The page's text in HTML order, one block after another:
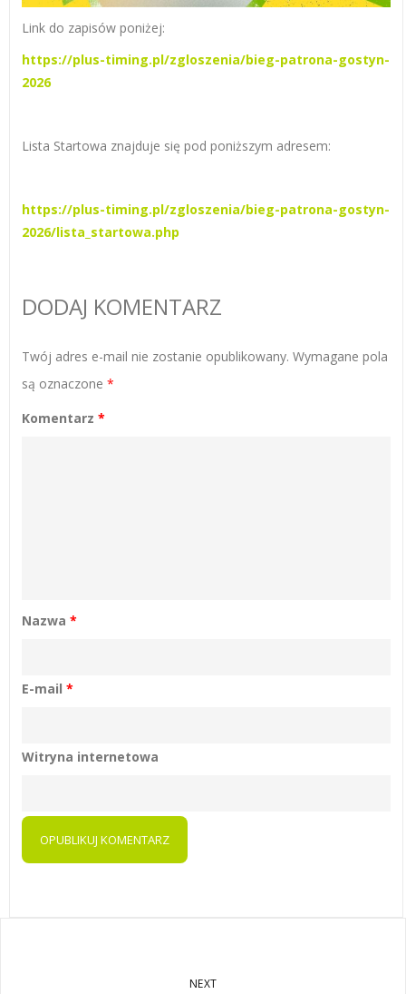
Link do zapisów poniżej:
https://plus-timing.pl/zgloszenia/bieg-patrona-gostyn-
2026
Lista Startowa znajduje się pod poniższym adresem:
https://plus-timing.pl/zgloszenia/bieg-patrona-gostyn-
2026/lista_startowa.php
DODAJ KOMENTARZ
Twój adres e-mail nie zostanie opublikowany. Wymagane pola
są oznaczone *
Komentarz *
Nazwa *
E-mail *
Witryna internetowa
NEXT